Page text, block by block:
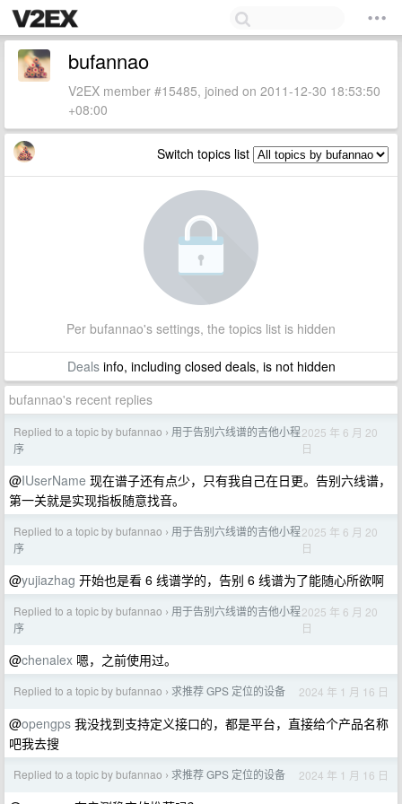
bufannao
V2EX member #15485, joined on 2011-12-30 18:53:50
+08:00
Switch topics list
Per bufannao's settings, the topics list is hidden
Dealsinfo, including closed deals, is not hidden
bufannao's recent replies
Replied to a topic by bufannao › 用于告别六线谱的吉他小程
序
2025 年 6 月 20
日
@IUserName 现在谱子还有点少，只有我自己在日更。告别六线谱，
第一关就是实现指板随意找音。
Replied to a topic by bufannao › 用于告别六线谱的吉他小程
序
2025 年 6 月 20
日
@yujiazhag 开始也是看 6 线谱学的，告别 6 线谱为了能随心所欲啊
Replied to a topic by bufannao › 用于告别六线谱的吉他小程
序
2025 年 6 月 20
日
@chenalex 嗯，之前使用过。
Replied to a topic by bufannao › 求推荐 GPS 定位的设备 2024 年 1 月 16 日
@opengps 我没找到支持定义接口的，都是平台，直接给个产品名称
吧我去搜
Replied to a topic by bufannao › 求推荐 GPS 定位的设备 2024 年 1 月 16 日